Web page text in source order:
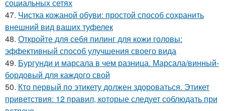
социальных сетях
47. Чистка кожаной обуви: простой способ сохранить
внешний вид ваших туфелек
48. Откройте для себя пилинг для кожи головы:
эффективный способ улучшения своего вида
49. Бургунди и марсала в чем разница. Марсала/винный-
бордовый для каждого свой
50. Кто первый по этикету должен здороваться. Этикет
приветствия: 12 правил, которые следует соблюдать при